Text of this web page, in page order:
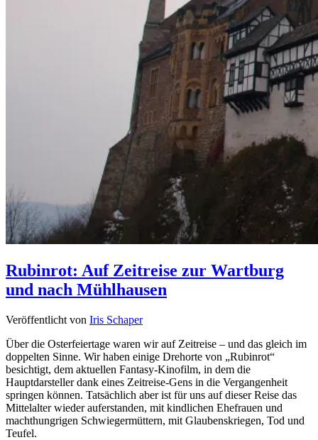
Rubinrot: Auf Zeitreise zur Wartburg
und nach Mühlhausen
Veröffentlicht von Iris Schaper
Über die Osterfeiertage waren wir auf Zeitreise – und das gleich im
doppelten Sinne. Wir haben einige Drehorte von „Rubinrot“
besichtigt, dem aktuellen Fantasy-Kinofilm, in dem die
Hauptdarsteller dank eines Zeitreise-Gens in die Vergangenheit
springen können. Tatsächlich aber ist für uns auf dieser Reise das
Mittelalter wieder auferstanden, mit kindlichen Ehefrauen und
machthungrigen Schwiegermüttern, mit Glaubenskriegen, Tod und
Teufel.